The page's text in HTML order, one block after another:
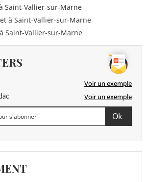
Saint-Vallier-sur-Marne
à Saint-Vallier-sur-Marne
Saint-Vallier-sur-Marne
Voir un exemple
Voir un exemple